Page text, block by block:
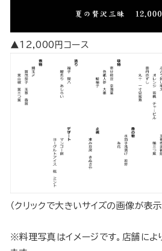
▲12,000円コース
（クリックで大きいサイズの画像が表示
※料理写真はイメージです。店舗によ